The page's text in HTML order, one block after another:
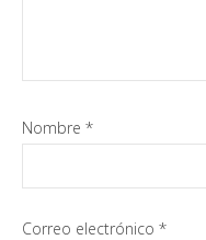
Nombre *
Correo electrónico *